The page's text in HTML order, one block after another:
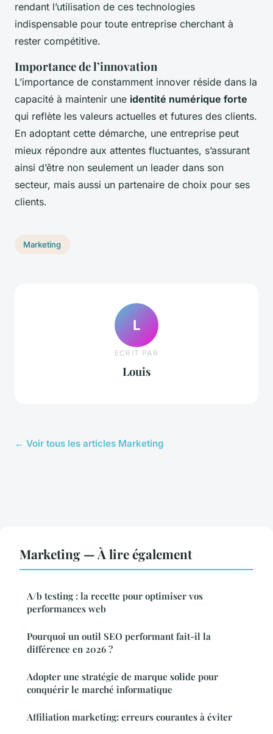
rendant l’utilisation de ces technologies
indispensable pour toute entreprise cherchant à
rester compétitive.
Importance de l’innovation
L’importance de constamment innover réside dans la
capacité à maintenir une identité numérique forte
qui reflète les valeurs actuelles et futures des clients.
En adoptant cette démarche, une entreprise peut
mieux répondre aux attentes fluctuantes, s’assurant
ainsi d’être non seulement un leader dans son
secteur, mais aussi un partenaire de choix pour ses
clients.
Marketing
L
ECRIT PAR
Louis
← Voir tous les articles Marketing
Marketing — À lire également
A/b testing : la recette pour optimiser vos
performances web
Pourquoi un outil SEO performant fait-il la
différence en 2026 ?
Adopter une stratégie de marque solide pour
conquérir le marché informatique
Affiliation marketing: erreurs courantes à éviter